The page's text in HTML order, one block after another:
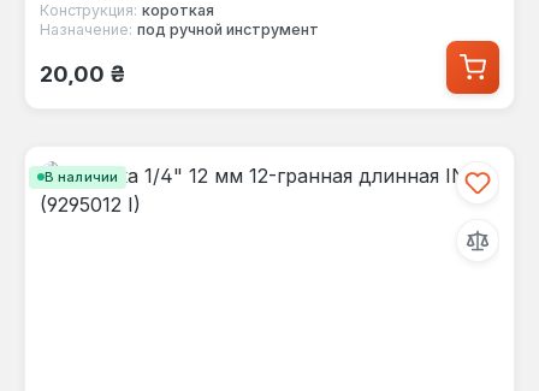
Конструкция: короткая
Назначение: под ручной инструмент
Обычная цена:
20,00 ₴
В наличии